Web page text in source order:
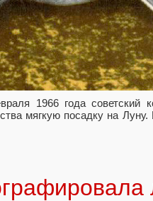
1966 года советский
мягкую посадку на